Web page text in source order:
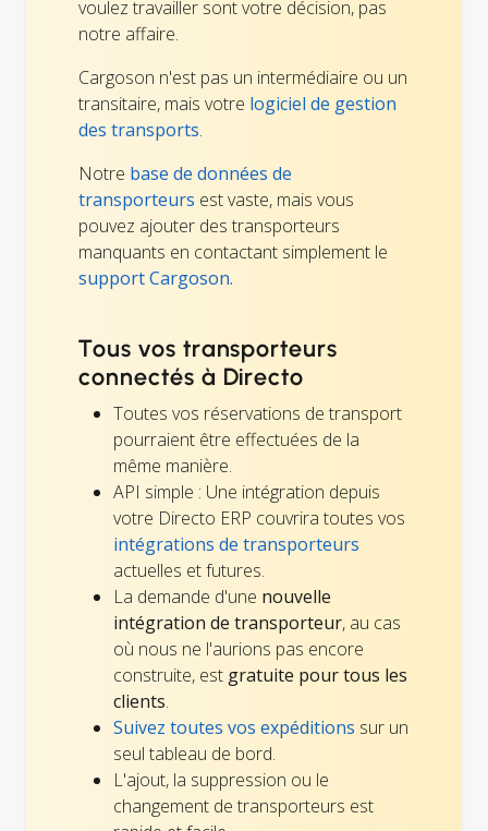
voulez travailler sont votre décision, pas
notre affaire.
Cargoson n'est pas un intermédiaire ou un
transitaire, mais votre logiciel de gestion
des transports.
Notre base de données de
transporteurs est vaste, mais vous
pouvez ajouter des transporteurs
manquants en contactant simplement le
support Cargoson.
Tous vos transporteurs
connectés à Directo
Toutes vos réservations de transport
pourraient être effectuées de la
même manière.
API simple : Une intégration depuis
votre Directo ERP couvrira toutes vos
intégrations de transporteurs
actuelles et futures.
La demande d'une nouvelle
intégration de transporteur, au cas
où nous ne l'aurions pas encore
construite, est gratuite pour tous les
clients.
Suivez toutes vos expéditions sur un
seul tableau de bord.
L'ajout, la suppression ou le
changement de transporteurs est